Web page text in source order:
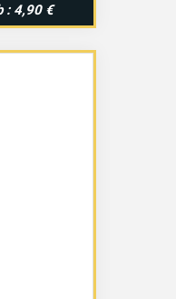
: 4,90 €